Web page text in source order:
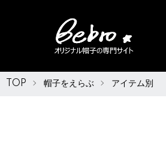
TOP 帽子をえらぶ アイテム別